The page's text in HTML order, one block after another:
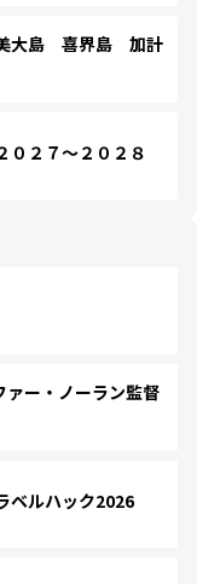
大島 喜界島 加計
２７～２０２８
ー・ノーラン監督
ベルハック2026